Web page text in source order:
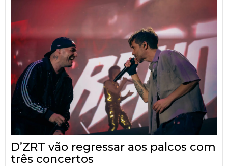
D’ZRT vão regressar aos palcos com
três concertos